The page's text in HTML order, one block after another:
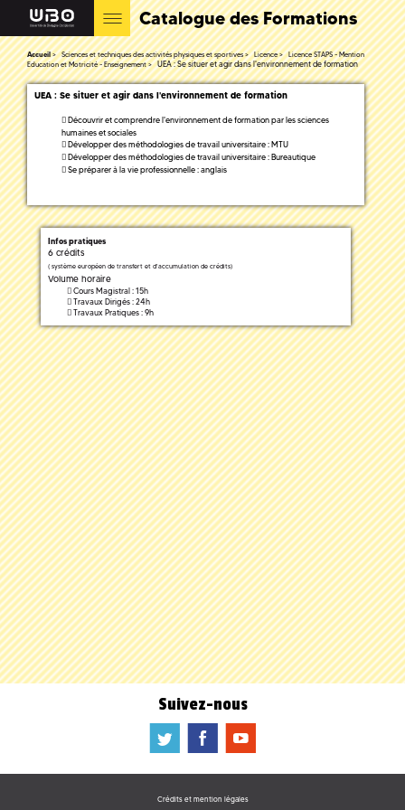
Catalogue des Formations
Accueil Sciences et techniques des activités physiques et sportives Licence
Licence STAPS - Mention
Education et Motricité - Enseignement
UEA : Se situer et agir dans l'environnement de formation
UEA : Se situer et agir dans l'environnement de formation
Découvrir et comprendre l'environnement de formation par les sciences
humaines et sociales
Développer des méthodologies de travail universitaire : MTU
Développer des méthodologies de travail universitaire : Bureautique
Se préparer à la vie professionnelle : anglais
Infos pratiques
6 crédits
( système européen de transfert et d'accumulation de crédits)
Volume horaire
Cours Magistral : 15h
Travaux Dirigés : 24h
Travaux Pratiques : 9h
Suivez-nous
a b f
Crédits et mention légales